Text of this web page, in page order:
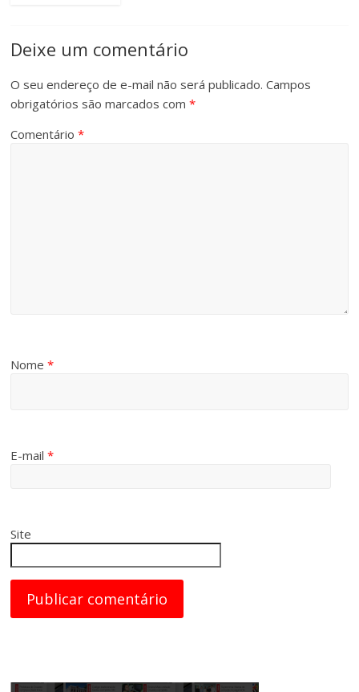
Deixe um comentário
O seu endereço de e-mail não será publicado. Campos
obrigatórios são marcados com*
Comentário*
Nome*
E-mail*
Site